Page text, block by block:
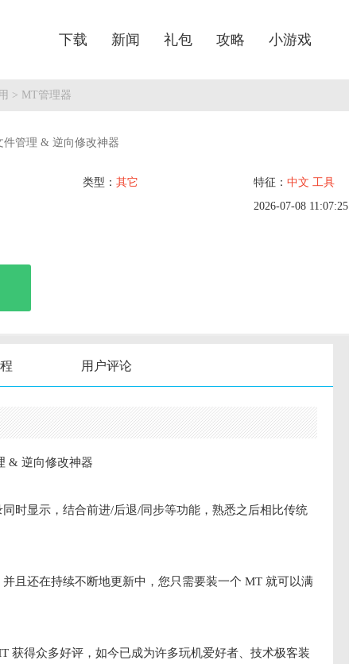
下载 新闻 礼包 攻略 小游戏
> MT管理器
件管理 & 逆向修改神器
类型： 其它 特征： 中文 工具
2026-07-08 11:07:25
用户评论
& 逆向修改神器
时显示，结合前进/后退/同步等功能，熟悉之后相比传统
且还在持续不断地更新中，您只需要装一个 MT 就可以满
获得众多好评，如今已成为许多玩机爱好者、技术极客装